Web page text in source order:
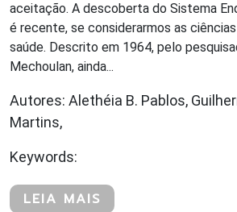
aceitação. A descoberta do Sistema
é recente, se considerarmos as
saúde. Descrito em 1964, pelo
Mechoulan, ainda...
Autores: Alethéia B. Pablos,
Martins,
Keywords:
LEIA MAIS